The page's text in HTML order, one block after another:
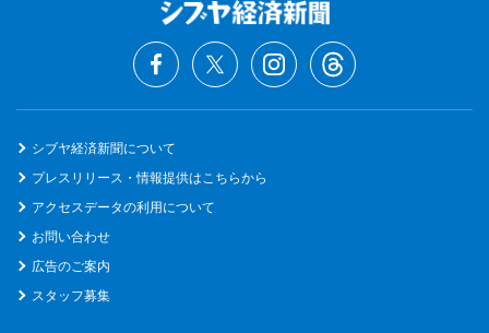
シブヤ経済新聞について
プレスリリース・情報提供はこちらから
アクセスデータの利用について
お問い合わせ
広告のご案内
スタッフ募集